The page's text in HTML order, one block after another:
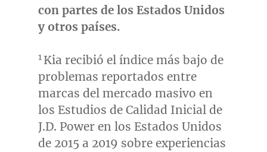
con partes de los Estados Unidos
y otros países.
1 Kia recibió el índice más bajo de
problemas reportados entre
marcas del mercado masivo en
los Estudios de Calidad Inicial de
J.D. Power en los Estados Unidos
de 2015 a 2019 sobre experiencias